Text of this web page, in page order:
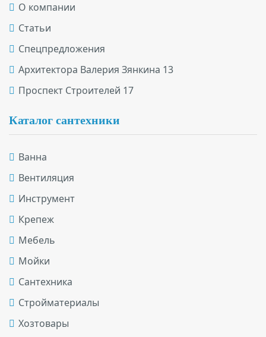
О компании
Статьи
Спецпредложения
Архитектора Валерия Зянкина 13
Проспект Строителей 17
Каталог сантехники
Ванна
Вентиляция
Инструмент
Крепеж
Мебель
Мойки
Сантехника
Стройматериалы
Хозтовары